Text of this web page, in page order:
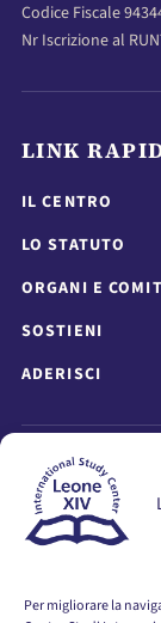
Per migliorare la
Codice Fiscale
Nr Iscrizione al
LINK
IL CENTRO
LO STATUTO
ORGANI E
SOSTIENI
ADERISCI
RICEVI
Resta informato
VAI ALLA